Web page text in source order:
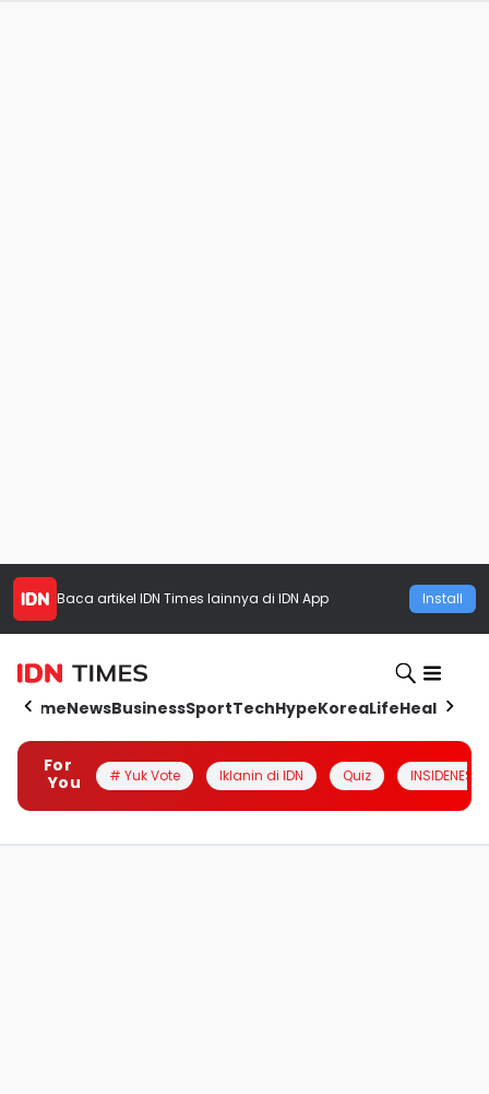
Baca artikel IDN Times lainnya di IDN App Install
HomeNewsBusinessSportTechHypeKoreaLifeHealth
For
You
# Yuk Vote Iklanin di IDN Quiz INSIDENESIA